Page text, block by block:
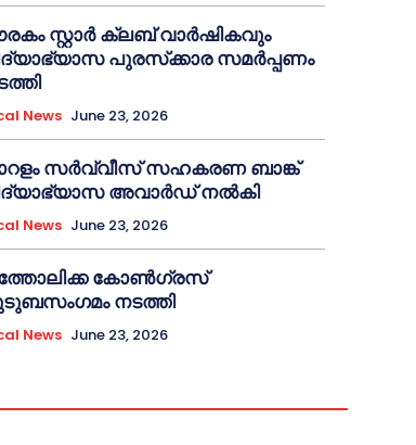
സ്റ്റാർ ക്ലബ് വാർഷികവും
പുരസ്‌ക്കാര സമർപ്പണം
News June 23, 2026
സർവ്വീസ് സഹകരണ ബാങ്ക്
അവാർഡ് നൽകി
News June 23, 2026
കോൺഗ്രസ്
നടത്തി
News June 23, 2026